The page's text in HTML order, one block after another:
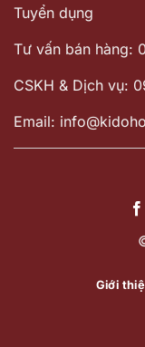
Tuyển dụng
Tư vấn bán hàng:
CSKH & Dịch vụ:
Email:
Giới